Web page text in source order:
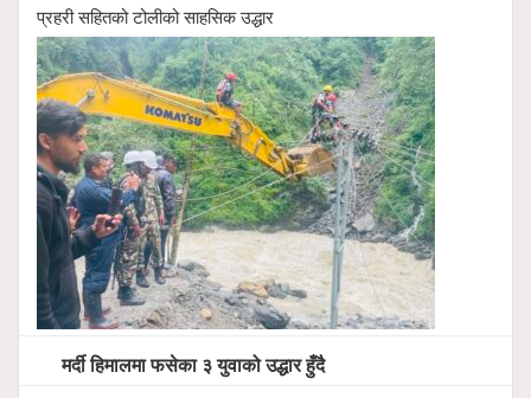
प्रहरी सहितको टोलीको साहसिक उद्धार
मर्दी हिमालमा फसेका ३ युवाको उद्धार हुँदै